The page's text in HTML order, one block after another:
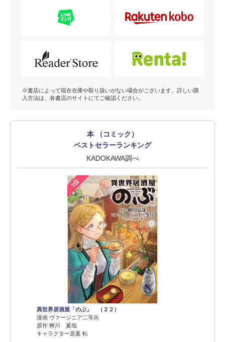
※書店によって現在在庫や取り扱いがない場合がございます。詳しい購
入方法は、各書店のサイトにてご確認ください。
本 （コミック）
ベストセラーランキング
KADOKAWA調べ
1位
異世界居酒屋「のぶ」 （２２）
漫画 ヴァージニア二等兵
原作 蝉川 夏哉
キャラクター原案 転